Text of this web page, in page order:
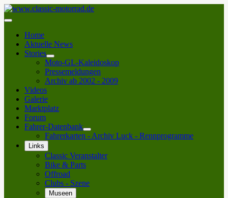
Home
Aktuelle News
Stories
Moto-GL-Kaleidoskop
Pressemeldungen
Archiv ab 2002 - 2009
Videos
Galerie
Marktplatz
Forum
Fahrer-Datenbank
Fahrerkarten - Archiv Luck - Rennprogramme
Links
Classic Veranstalter
Bike & Parts
Offroad
Clubs - Szene
Museen